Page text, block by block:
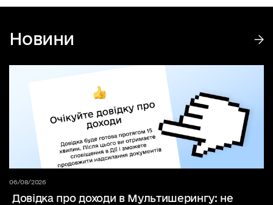
Новини
Дата публікації 06 серпня 2026
06/08/2026
Довідка про доходи в Мультишерингу: не